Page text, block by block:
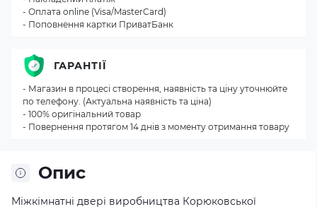
Опис
Міжкімнатні двері виробництва Корюковської
- Оплата online (Visa/MasterCard)
- Поповнення картки ПриватБанк
ГАРАНТІЇ
- Магазин в процесі створення, наявність та ціну уточнюйте
по телефону. (Актуальна наявність та ціна)
- 100% оригінальний товар
- Повернення протягом 14 днів з моменту отримання товару